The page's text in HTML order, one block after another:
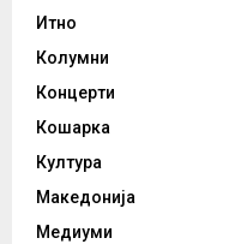
Итно
Колумни
Концерти
Кошарка
Култура
Македонија
Медиуми